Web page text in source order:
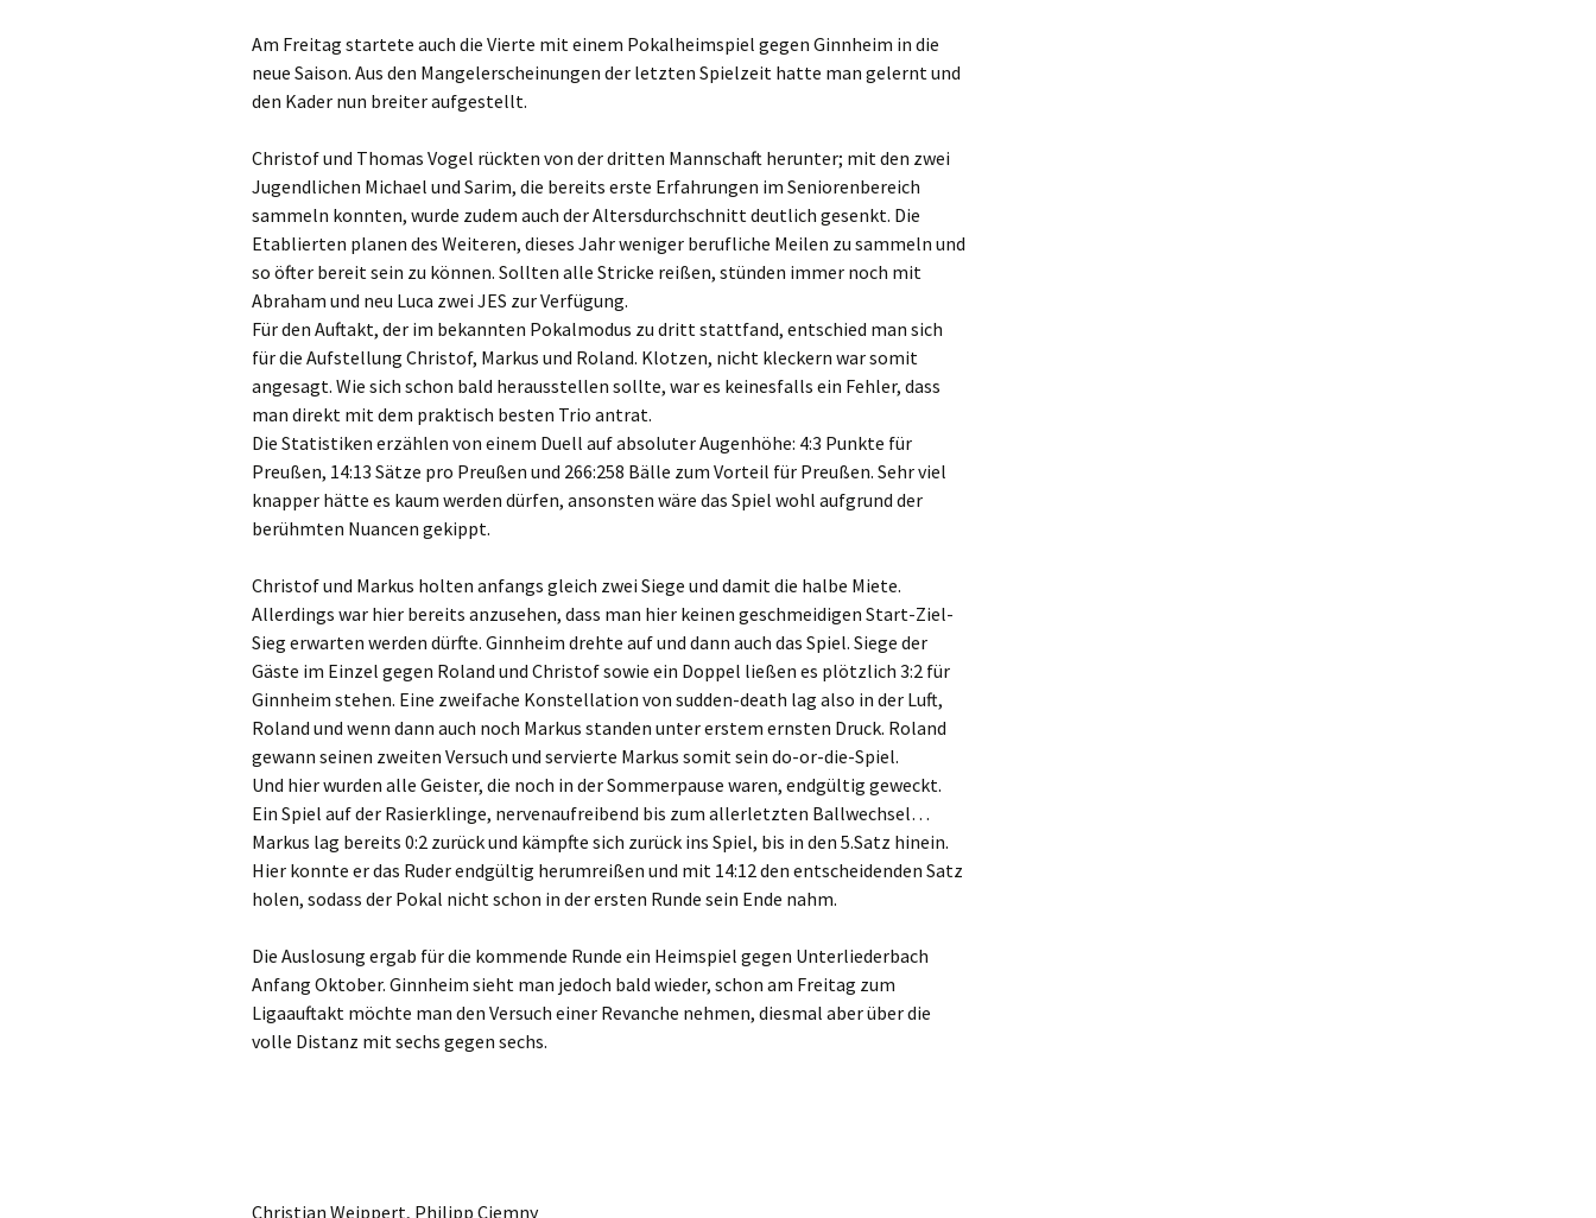
Am Freitag startete auch die Vierte mit einem Pokalheimspiel gegen Ginnheim in die
neue Saison. Aus den Mangelerscheinungen der letzten Spielzeit hatte man gelernt und
den Kader nun breiter aufgestellt.
Christof und Thomas Vogel rückten von der dritten Mannschaft herunter; mit den zwei
Jugendlichen Michael und Sarim, die bereits erste Erfahrungen im Seniorenbereich
sammeln konnten, wurde zudem auch der Altersdurchschnitt deutlich gesenkt. Die
Etablierten planen des Weiteren, dieses Jahr weniger berufliche Meilen zu sammeln und
so öfter bereit sein zu können. Sollten alle Stricke reißen, stünden immer noch mit
Abraham und neu Luca zwei JES zur Verfügung.
Für den Auftakt, der im bekannten Pokalmodus zu dritt stattfand, entschied man sich
für die Aufstellung Christof, Markus und Roland. Klotzen, nicht kleckern war somit
angesagt. Wie sich schon bald herausstellen sollte, war es keinesfalls ein Fehler, dass
man direkt mit dem praktisch besten Trio antrat.
Die Statistiken erzählen von einem Duell auf absoluter Augenhöhe: 4:3 Punkte für
Preußen, 14:13 Sätze pro Preußen und 266:258 Bälle zum Vorteil für Preußen. Sehr viel
knapper hätte es kaum werden dürfen, ansonsten wäre das Spiel wohl aufgrund der
berühmten Nuancen gekippt.
Christof und Markus holten anfangs gleich zwei Siege und damit die halbe Miete.
Allerdings war hier bereits anzusehen, dass man hier keinen geschmeidigen Start-Ziel-
Sieg erwarten werden dürfte. Ginnheim drehte auf und dann auch das Spiel. Siege der
Gäste im Einzel gegen Roland und Christof sowie ein Doppel ließen es plötzlich 3:2 für
Ginnheim stehen. Eine zweifache Konstellation von sudden-death lag also in der Luft,
Roland und wenn dann auch noch Markus standen unter erstem ernsten Druck. Roland
gewann seinen zweiten Versuch und servierte Markus somit sein do-or-die-Spiel.
Und hier wurden alle Geister, die noch in der Sommerpause waren, endgültig geweckt.
Ein Spiel auf der Rasierklinge, nervenaufreibend bis zum allerletzten Ballwechsel…
Markus lag bereits 0:2 zurück und kämpfte sich zurück ins Spiel, bis in den 5.Satz hinein.
Hier konnte er das Ruder endgültig herumreißen und mit 14:12 den entscheidenden Satz
holen, sodass der Pokal nicht schon in der ersten Runde sein Ende nahm.
Die Auslosung ergab für die kommende Runde ein Heimspiel gegen Unterliederbach
Anfang Oktober. Ginnheim sieht man jedoch bald wieder, schon am Freitag zum
Ligaauftakt möchte man den Versuch einer Revanche nehmen, diesmal aber über die
volle Distanz mit sechs gegen sechs.
Christian Weippert, Philipp Ciemny